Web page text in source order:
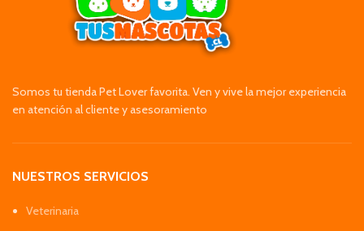
Somos tu tienda Pet Lover favorita. Ven y vive la mejor experiencia
en atención al cliente y asesoramiento
NUESTROS SERVICIOS
Veterinaria